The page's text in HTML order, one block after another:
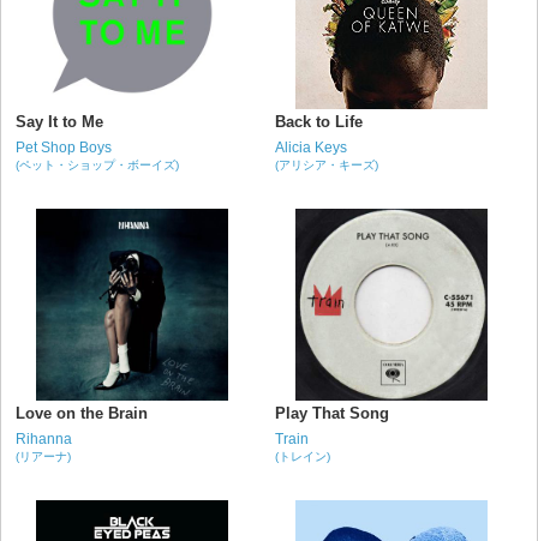
Say It to Me
Pet Shop Boys
(ペット・ショップ・ボーイズ)
Back to Life
Alicia Keys
(アリシア・キーズ)
Love on the Brain
Rihanna
(リアーナ)
Play That Song
Train
(トレイン)